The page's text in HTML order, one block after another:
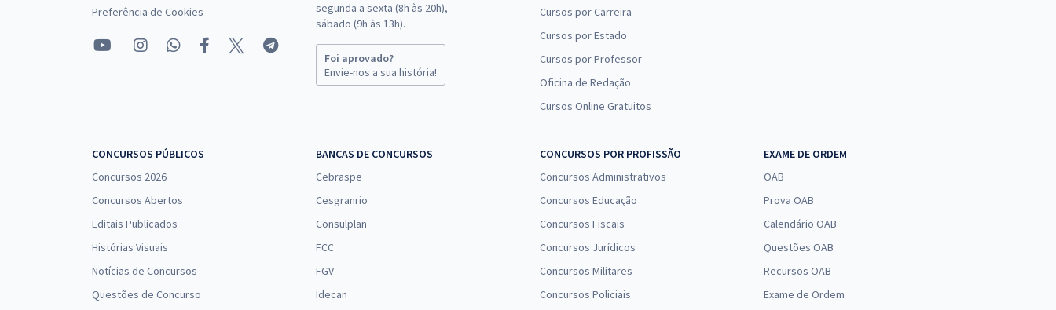
Preferência de Cookies
segunda a sexta (8h às 20h),
sábado (9h às 13h).
Foi aprovado?
Envie-nos a sua história!
Cursos por Carreira
Cursos por Estado
Cursos por Professor
Oficina de Redação
Cursos Online Gratuitos
CONCURSOS PÚBLICOS
Concursos 2026
Concursos Abertos
Editais Publicados
Histórias Visuais
Notícias de Concursos
Questões de Concurso
BANCAS DE CONCURSOS
Cebraspe
Cesgranrio
Consulplan
FCC
FGV
Idecan
CONCURSOS POR PROFISSÃO
Concursos Administrativos
Concursos Educação
Concursos Fiscais
Concursos Jurídicos
Concursos Militares
Concursos Policiais
EXAME DE ORDEM
OAB
Prova OAB
Calendário OAB
Questões OAB
Recursos OAB
Exame de Ordem